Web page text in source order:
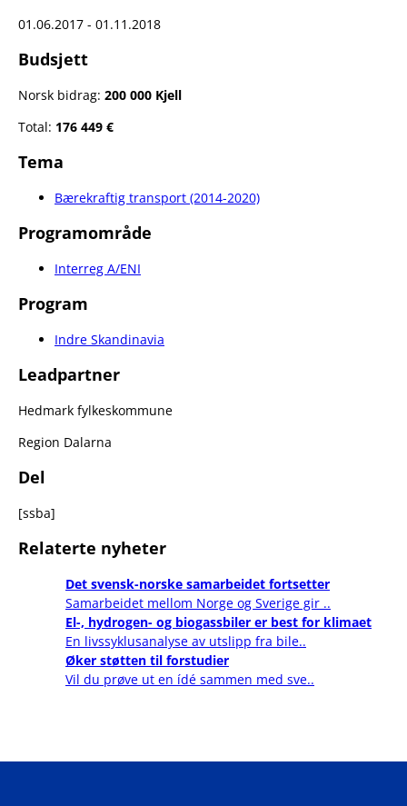
01.06.2017 - 01.11.2018
Budsjett
Norsk bidrag: 200 000 Kjell
Total: 176 449 €
Tema
Bærekraftig transport (2014-2020)
Programområde
Interreg A/ENI
Program
Indre Skandinavia
Leadpartner
Hedmark fylkeskommune
Region Dalarna
Del
[ssba]
Relaterte nyheter
Det svensk-norske samarbeidet fortsetter
Samarbeidet mellom Norge og Sverige gir ..
El-, hydrogen- og biogassbiler er best for klimaet
En livssyklusanalyse av utslipp fra bile..
Øker støtten til forstudier
Vil du prøve ut en ídé sammen med sve..